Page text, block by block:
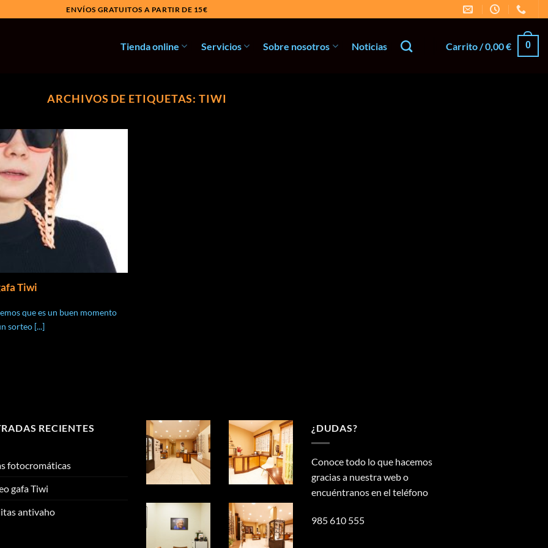
ENVÍOS GRATUITOS A PARTIR DE 15€
Tienda online Servicios Sobre nosotros Noticias Carrito /0,00€ 0
ARCHIVOS DE ETIQUETAS:TIWI
Tiwi
que es un buen momento
sorteo [...]
RECIENTES
fotocromáticas
gafa Tiwi
antivaho
¿DUDAS?
Conoce todo lo que hacemos
gracias a nuestra web o
encuéntranos en el teléfono
985 610 555